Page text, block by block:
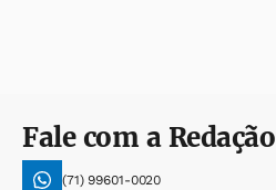
Fale com a Redação
(71) 99601-0020